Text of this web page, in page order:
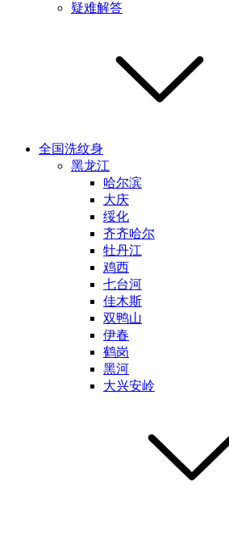
疑难解答
全国洗纹身
黑龙江
哈尔滨
大庆
绥化
齐齐哈尔
牡丹江
鸡西
七台河
佳木斯
双鸭山
伊春
鹤岗
黑河
大兴安岭